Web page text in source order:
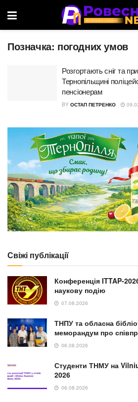
Позначка: погодних умов
Розгортають сніг та
Тернопільщині
пенсіонерам
BY ОСТАП ПЕТРЕНКО
Свіжі публікації
Конференція ITTAP-
наукову подію
07.08.2026
ТНПУ та обласна
меморандум про
06.08.2026
Студенти ТНМУ на
2026
06.08.2026